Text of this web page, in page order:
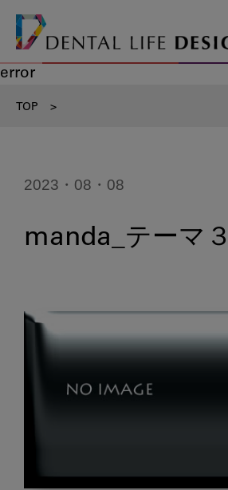
error
TOP >
2023・08・08
manda_テーマ３